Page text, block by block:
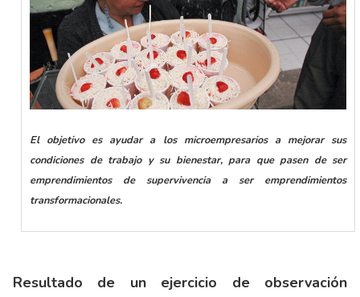
El objetivo es ayudar a los microempresarios a mejorar sus
condiciones de trabajo y su bienestar, para que pasen de ser
emprendimientos de supervivencia a ser emprendimientos
transformacionales.
Resultado de un ejercicio de observación